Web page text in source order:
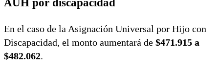
AUH por discapacidad
En el caso de la Asignación Universal por Hijo con
Discapacidad, el monto aumentará de $471.915 a
$482.062.